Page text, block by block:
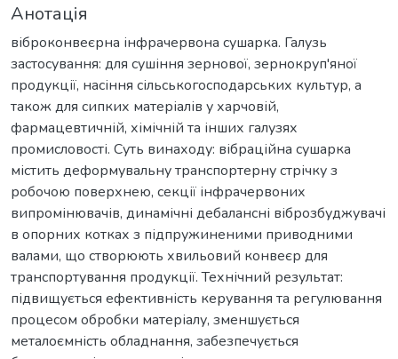
Анотація
віброконвеєрна інфрачервона сушарка. Галузь
застосування: для сушіння зернової, зернокруп'яної
продукції, насіння сільськогосподарських культур, а
також для сипких матеріалів у харчовій,
фармацевтичній, хімічній та інших галузях
промисловості. Суть винаходу: вібраційна сушарка
містить деформувальну транспортерну стрічку з
робочою поверхнею, секції інфрачервоних
випромінювачів, динамічні дебалансні віброзбуджувачі
в опорних котках з підпружиненими приводними
валами, що створюють хвильовий конвеєр для
транспортування продукції. Технічний результат:
підвищується ефективність керування та регулювання
процесом обробки матеріалу, зменшується
металоємність обладнання, забезпечується